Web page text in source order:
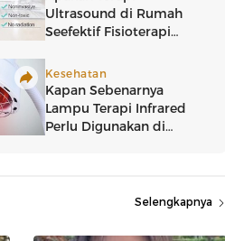
Selengkapnya